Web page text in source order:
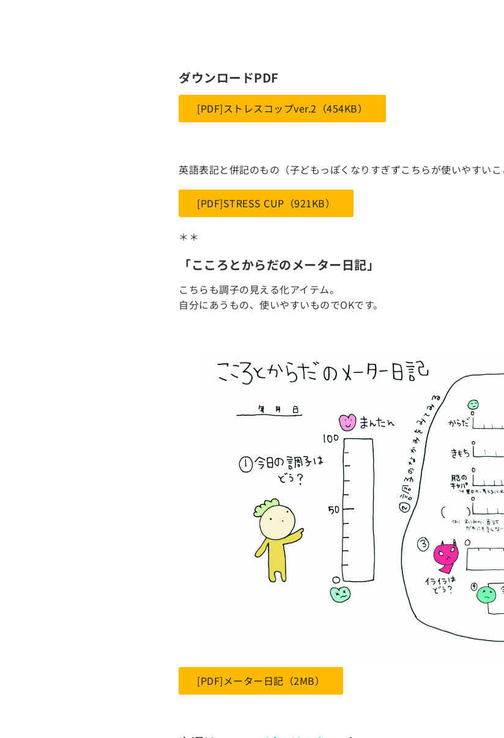
ダウンロードPDF
[PDF]ストレスコップver.2（454KB）
英語表記と併記のもの（子どもっぽくなりすぎずこちらが使いやすいこ
[PDF]STRESS CUP（921KB）
＊＊
「こころとからだのメーター日記」
こちらも調子の見える化アイテム。
自分にあうもの、使いやすいものでOKです。
[PDF]メーター日記（2MB）